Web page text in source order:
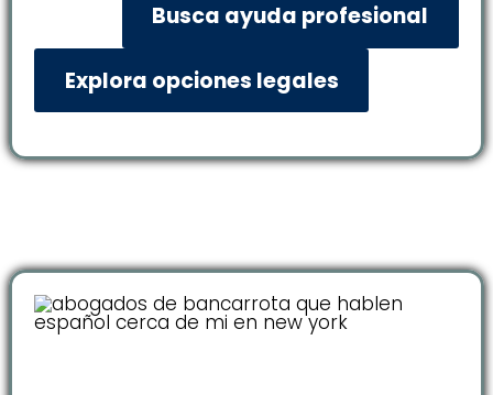
Busca ayuda profesional
Explora opciones legales